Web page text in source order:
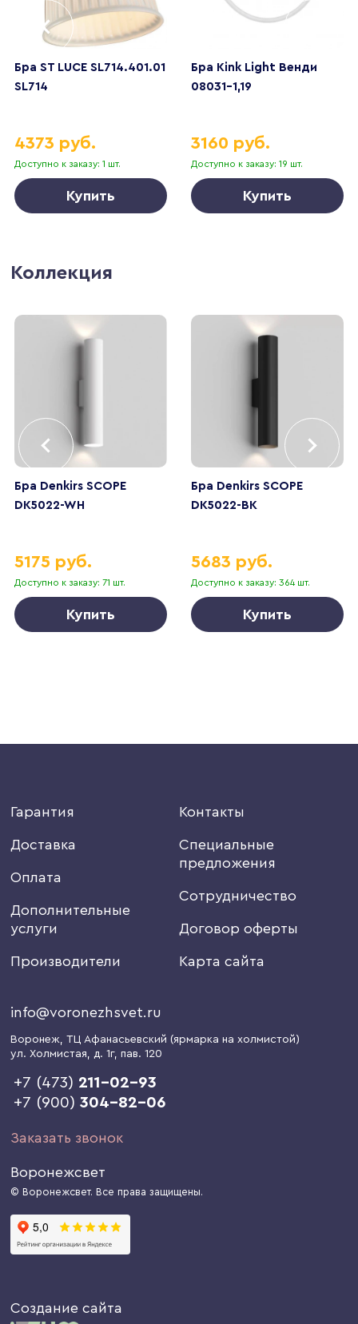
Бра ST LUCE SL714.401.01
SL714
Доступно к заказу: 1 шт.
4373 руб.
Купить
Бра Kink Light Венди
08031-1,19
Доступно к заказу: 19 шт.
3160 руб.
Купить
Коллекция
Бра Denkirs SCOPE
DK5022-WH
Доступно к заказу: 71 шт.
5175 руб.
Купить
Бра Denkirs SCOPE
DK5022-BK
Доступно к заказу: 364 шт.
5683 руб.
Купить
Гарантия
Доставка
Оплата
Дополнительные
услуги
Производители
Контакты
Специальные
предложения
Сотрудничество
Договор оферты
Карта сайта
info@voronezhsvet.ru
Воронеж, ТЦ Афанасьевский (ярмарка на холмистой)
ул. Холмистая, д. 1г, пав. 120
+7 (473) 211-02-93
+7 (900)304-82-06
Заказать звонок
Воронежсвет
© Воронежсвет. Все права защищены.
Создание сайта